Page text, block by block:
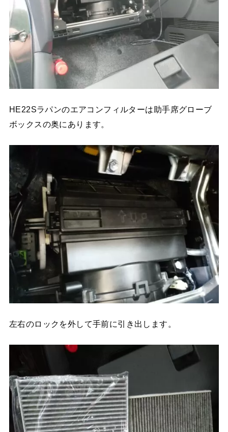
HE22Sラパンのエアコンフィルターは助手席グローブ
ボックスの奥にあります。
左右のロックを外して手前に引き出します。